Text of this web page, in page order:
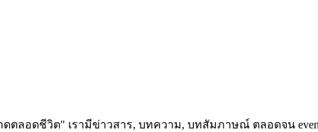
ตลอดชีวิต" เรามีข่าวสาร, บทความ, บทสัมภาษณ์ ตลอดจน